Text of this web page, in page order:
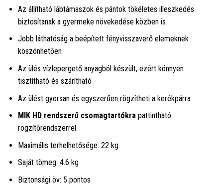
Az állítható lábtámaszok és pántok tökéletes illeszkedés
biztosítanak a gyermeke növekedése közben is
Jobb láthatóság a beépített fényvisszaverő elemeknek
köszönhetően
Az ülés vízlepergető anyagból készült, ezért könnyen
tisztítható és szárítható
Az ülést gyorsan és egyszerűen rögzítheti a kerékpárra
MIK HD rendszerű csomagtartókrapattintható
rögzítőrendszerrel
Maximális terhelhetősége: 22 kg
Saját tömeg: 4.6 kg
Biztonsági öv: 5 pontos